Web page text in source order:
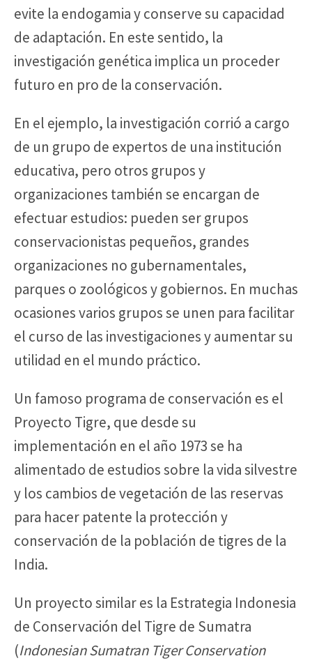
evite la endogamia y conserve su capacidad
de adaptación. En este sentido, la
investigación genética implica un proceder
futuro en pro de la conservación.
En el ejemplo, la investigación corrió a cargo
de un grupo de expertos de una institución
educativa, pero otros grupos y
organizaciones también se encargan de
efectuar estudios: pueden ser grupos
conservacionistas pequeños, grandes
organizaciones no gubernamentales,
parques o zoológicos y gobiernos. En muchas
ocasiones varios grupos se unen para facilitar
el curso de las investigaciones y aumentar su
utilidad en el mundo práctico.
Un famoso programa de conservación es el
Proyecto Tigre, que desde su
implementación en el año 1973 se ha
alimentado de estudios sobre la vida silvestre
y los cambios de vegetación de las reservas
para hacer patente la protección y
conservación de la población de tigres de la
India.
Un proyecto similar es la Estrategia Indonesia
de Conservación del Tigre de Sumatra
(Indonesian Sumatran Tiger Conservation